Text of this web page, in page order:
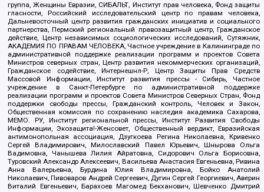
группа, Женщины Евразии, СИБАЛЬТ, Институт прав человека, Фонд защиты
гласности, Российский исследовательский центр по правам человека,
Дальневосточный центр развития гражданских инициатив и социального
партнерства, Пермский региональный правозащитный центр, Гражданское
действие, Центр независимых социологических исследований, Сутяжник,
АКАДЕМИЯ ПО ПРАВАМ ЧЕЛОВЕКА, Частное учреждение в Калининграде по
административной поддержке реализации программ и проектов Совета
Министров северных стран, Центр развития некоммерческих организаций,
Гражданское содействие, Интернешнл-Р, Центр Защиты Прав Средств
Массовой Информации, Институт развития прессы - Сибирь, Частное
учреждение в Санкт-Петербурге по административной поддержке
реализации программ и проектов Совета Министров Северных Стран, Фонд
поддержки свободы прессы, Гражданский контроль, Человек и Закон,
Общественная комиссия по сохранению наследия академика Сахарова,
МЕМО. РУ, Институт региональной прессы, Институт Развития Свободы
Информации, Экозащита!-Женсовет, Общественный вердикт, Евразийская
антимонопольная ассоциация, Дзугкоева Регина Николаевна, Кривенко
Сергей Владимирович, Милославский Павел Юрьевич, Шнырова Ольга
Вадимовна, Чанышева Лилия Айратовна, Сидорович Ольга Борисовна,
Туровский Александр Алексеевич, Васильева Анастасия Евгеньевна, Ривина
Анна Валерьевна, Бурдина Юлия Владимировна, Бойко Анатолий
Николаевич, Пивоваров Андрей Сергеевич, Дугин Сергей Георгиевич, Аверин
Виталий Евгеньевич, Барахоев Магомед Бекханович, Шевченко Дмитрий